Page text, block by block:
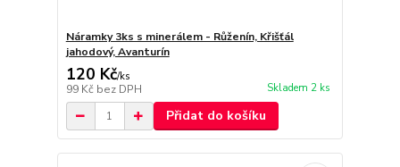
Náramky 3ks s minerálem - Růženín, Křišťál
jahodový, Avanturín
120 Kč/ks
99 Kč bez DPH Skladem 2 ks
Přidat do košíku